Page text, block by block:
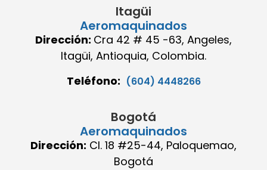
Itagüi
Aeromaquinados
Dirección: Cra 42 # 45 -63, Angeles,
Itagüi, Antioquia, Colombia.
Teléfono: (604) 4448266
Bogotá
Aeromaquinados
Dirección: Cl. 18 #25-44, Paloquemao,
Bogotá